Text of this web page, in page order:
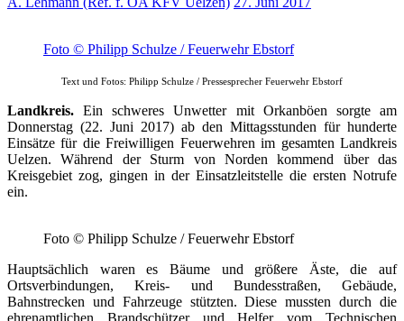
Foto © Philipp Schulze / Feuerwehr Ebstorf
Text und Fotos: Philipp Schulze / Pressesprecher Feuerwehr Ebstorf
Landkreis.Ein schweres Unwetter mit Orkanböen sorgte am
Donnerstag (22. Juni 2017) ab den Mittagsstunden für hunderte
Einsätze für die Freiwilligen Feuerwehren im gesamten Landkreis
Uelzen. Während der Sturm von Norden kommend über das
Kreisgebiet zog, gingen in der Einsatzleitstelle die ersten Notrufe
ein.
Foto © Philipp Schulze / Feuerwehr Ebstorf
Hauptsächlich waren es Bäume und größere Äste, die auf
Ortsverbindungen, Kreis- und Bundesstraßen, Gebäude,
Bahnstrecken und Fahrzeuge stützten. Diese mussten durch die
ehrenamtlichen Brandschützer und Helfer vom Technischen